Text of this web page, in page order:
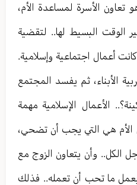
تعاون الأسرة لمساعدة الأم،
الوقت البسيط لها.. لتقضية
أعمال اجتماعية وإسلامية.
الأبناء، ثم يفسد المجتمع
الأعمال الإسلامية مهمة
الأم هي التي يجب أن تضحي،
الكل.. وأن يتعاون الزوج مع
بعمل ما تحب أن تعمله.. فذلك